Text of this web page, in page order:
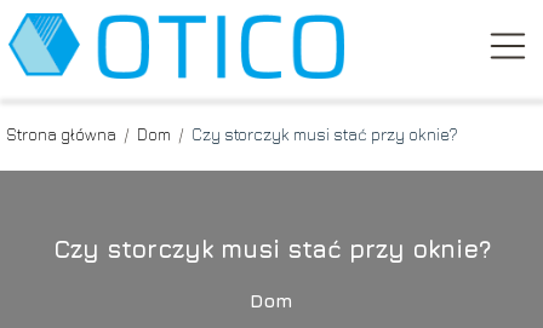
Strona główna / Dom / Czy storczyk musi stać przy oknie?
Czy storczyk musi stać przy oknie?
Dom